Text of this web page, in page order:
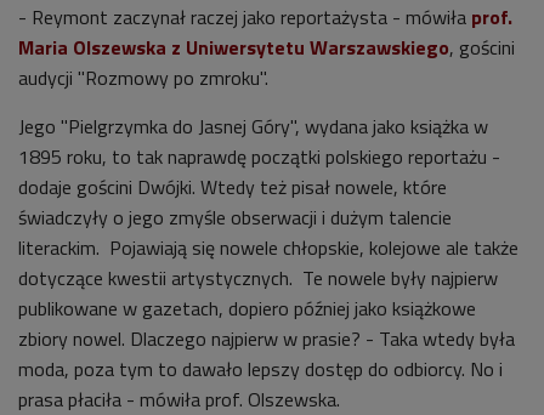
- Reymont zaczynał raczej jako reportażysta - mówiła prof.
Maria Olszewska z Uniwersytetu Warszawskiego, gościni
audycji "Rozmowy po zmroku".
Jego "Pielgrzymka do Jasnej Góry", wydana jako książka w
1895 roku, to tak naprawdę początki polskiego reportażu -
dodaje gościni Dwójki. Wtedy też pisał nowele, które
świadczyły o jego zmyśle obserwacji i dużym talencie
literackim. Pojawiają się nowele chłopskie, kolejowe ale także
dotyczące kwestii artystycznych. Te nowele były najpierw
publikowane w gazetach, dopiero później jako książkowe
zbiory nowel. Dlaczego najpierw w prasie? - Taka wtedy była
moda, poza tym to dawało lepszy dostęp do odbiorcy. No i
prasa płaciła - mówiła prof. Olszewska.